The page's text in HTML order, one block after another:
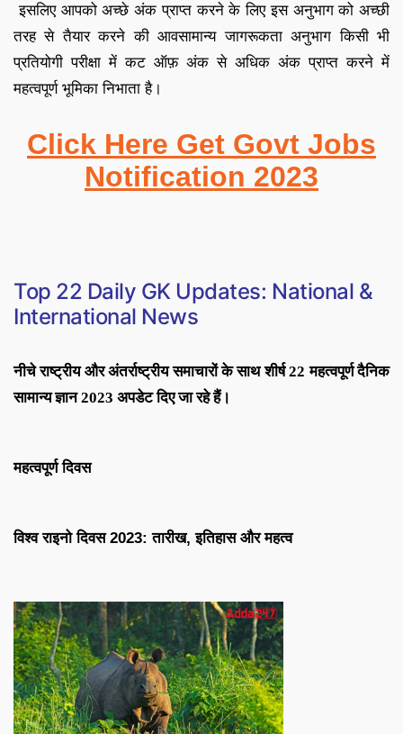
इसलिए आपको अच्छे अंक प्राप्त करने के लिए इस अनुभाग को अच्छी
तरह से तैयार करने की आवसामान्य जागरूकता अनुभाग किसी भी
प्रतियोगी परीक्षा में कट ऑफ़ अंक से अधिक अंक प्राप्त करने में
महत्वपूर्ण भूमिका निभाता है।
Click Here Get Govt Jobs
Notification 2023
Top 22 Daily GK Updates: National &
International News
नीचे राष्ट्रीय और अंतर्राष्ट्रीय समाचारों के साथ शीर्ष 22 महत्वपूर्ण दैनिक
सामान्य ज्ञान 2023 अपडेट दिए जा रहे हैं।
महत्वपूर्ण दिवस
विश्व राइनो दिवस 2023: तारीख, इतिहास और महत्व